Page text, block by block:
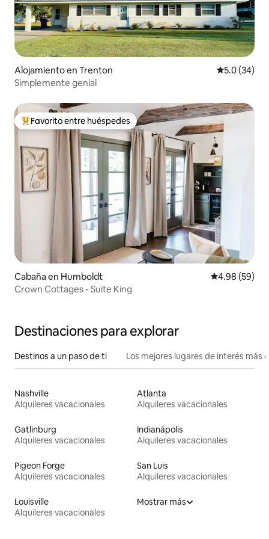
Alojamiento en Trenton Calificación
5.0 (34)
Simplemente genial
Favorito entre huéspedes preferido
Favorito entre huéspedes
Cabaña en Humboldt Calificación
4.98 (59)
Crown Cottages - Suite King
Destinaciones para explorar
Destinos a un paso de ti Los mejores lugares de interés más
Nashville
Alquileres vacacionales
Atlanta
Alquileres vacacionales
Gatlinburg
Alquileres vacacionales
Indianápolis
Alquileres vacacionales
Pigeon Forge
Alquileres vacacionales
San Luis
Alquileres vacacionales
Louisville
Alquileres vacacionales
Mostrar más